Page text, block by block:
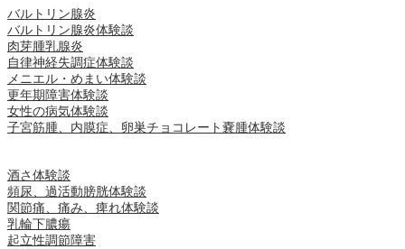
バルトリン腺炎
バルトリン腺炎体験談
肉芽腫乳腺炎
自律神経失調症体験談
メニエル・めまい体験談
更年期障害体験談
女性の病気体験談
子宮筋腫、内膜症、卵巣チョコレート嚢腫体験談
酒さ体験談
頻尿、過活動膀胱体験談
関節痛、痛み、痺れ体験談
乳輪下膿瘍
起立性調節障害